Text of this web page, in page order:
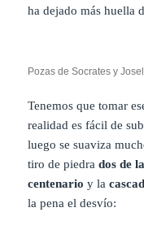
ha dejado más huella
Pozas de Socrates y
Tenemos que tomar
realidad es fácil de
luego se suaviza
tiro de piedra dos de
centenarioy la
la pena el desvío: